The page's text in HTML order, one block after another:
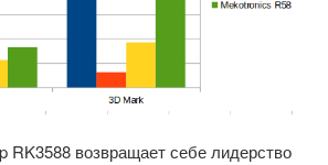
возвращает себе лидерство